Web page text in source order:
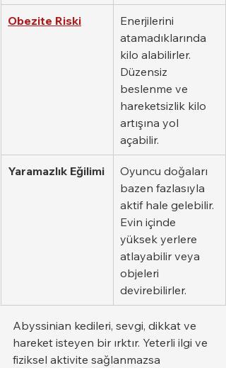
Obezite Riski
Enerjilerini
atamadıklarında
kilo alabilirler.
Düzensiz
beslenme ve
hareketsizlik kilo
artışına yol
açabilir.
Yaramazlık Eğilimi
Oyuncu doğaları
bazen fazlasıyla
aktif hale gelebilir.
Evin içinde
yüksek yerlere
atlayabilir veya
objeleri
devirebilirler.
Abyssinian kedileri, sevgi, dikkat ve
hareket isteyen bir ırktır. Yeterli ilgi ve
fiziksel aktivite sağlanmazsa